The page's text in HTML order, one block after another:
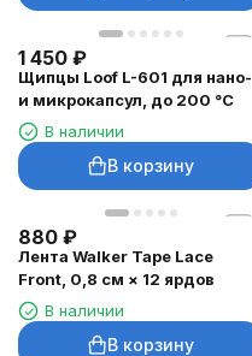
1 450 ₽
Щипцы Loof L-601 для нано-
и микрокапсул, до 200 °C
В наличии
В корзину
880 ₽
Лента Walker Tape Lace
Front, 0,8 см × 12 ярдов
В наличии
В корзину